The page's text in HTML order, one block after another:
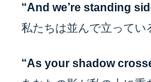
“And we’re standing
私たちは並んで立ってい
“As your shadow